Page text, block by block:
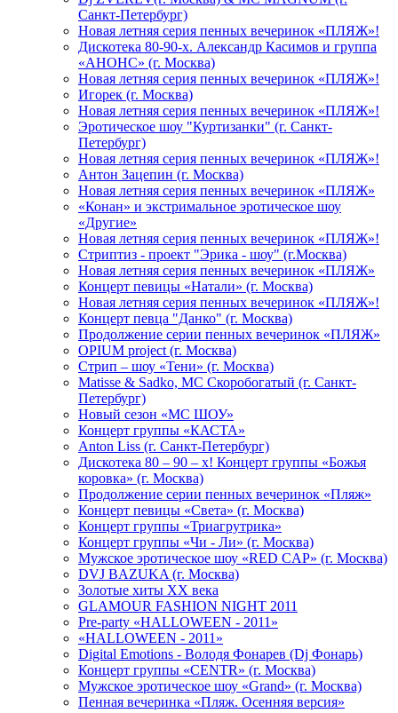
Санкт-Петербург)
Новая летняя серия пенных вечеринок «ПЛЯЖ»!
Дискотека 80-90-х. Александр Касимов и группа
«АНОНС» (г. Москва)
Новая летняя серия пенных вечеринок «ПЛЯЖ»!
Игорек (г. Москва)
Новая летняя серия пенных вечеринок «ПЛЯЖ»!
Эротическое шоу "Куртизанки" (г. Санкт-
Петербург)
Новая летняя серия пенных вечеринок «ПЛЯЖ»!
Антон Зацепин (г. Москва)
Новая летняя серия пенных вечеринок «ПЛЯЖ»
«Конан» и экстримальное эротическое шоу
«Другие»
Новая летняя серия пенных вечеринок «ПЛЯЖ»!
Стриптиз - проект "Эрика - шоу" (г.Москва)
Новая летняя серия пенных вечеринок «ПЛЯЖ»
Концерт певицы «Натали» (г. Москва)
Новая летняя серия пенных вечеринок «ПЛЯЖ»!
Концерт певца "Данко" (г. Москва)
Продолжение серии пенных вечеринок «ПЛЯЖ»
OPIUM project (г. Москва)
Стрип – шоу «Тени» (г. Москва)
Matissе & Sadko, MC Скоробогатый (г. Санкт-
Петербург)
Новый сезон «МС ШОУ»
Концерт группы «КАСТА»
Anton Liss (г. Санкт-Петербург)
Дискотека 80 – 90 – х! Концерт группы «Божья
коровка» (г. Москва)
Продолжение серии пенных вечеринок «Пляж»
Концерт певицы «Света» (г. Москва)
Концерт группы «Триагрутрика»
Концерт группы «Чи - Ли» (г. Москва)
Мужское эротическое шоу «RED CAP» (г. Москва)
DVJ BAZUKA (г. Москва)
Золотые хиты XX века
GLAMOUR FASHION NIGHT 2011
Pre-party «HALLOWEEN - 2011»
«HALLOWEEN - 2011»
Digital Emotions - Володя Фонарев (Dj Фонарь)
Концерт группы «CENTR» (г. Москва)
Мужское эротическое шоу «Grand» (г. Москва)
Пенная вечеринка «Пляж. Осенняя версия»